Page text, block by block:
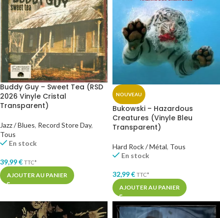
Buddy Guy – Sweet Tea (RSD
2026 Vinyle Cristal
Transparent)
Jazz / Blues, Record Store Day,
Tous
En stock
39,99€ TTC*
AJOUTER AU PANIER
NOUVEAU
Bukowski – Hazardous
Creatures (Vinyle Bleu
Transparent)
Hard Rock / Métal, Tous
En stock
32,99€ TTC*
AJOUTER AU PANIER